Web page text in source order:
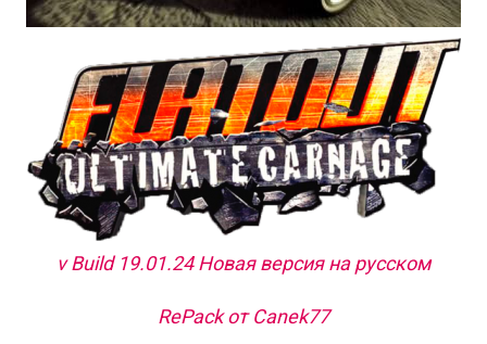
v Build 19.01.24 Новая версия на русском
RePack от Canek77